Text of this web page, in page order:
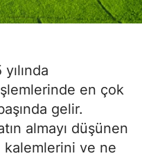
en çok
gelir.
almayı düşünen
kalemlerini ve ne